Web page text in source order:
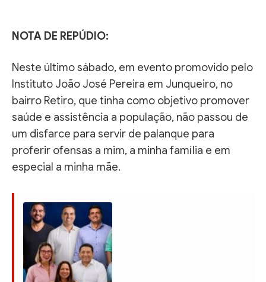
NOTA DE REPÚDIO:
Neste último sábado, em evento promovido pelo
Instituto João José Pereira em Junqueiro, no
bairro Retiro, que tinha como objetivo promover
saúde e assistência a população, não passou de
um disfarce para servir de palanque para
proferir ofensas a mim, a minha família e em
especial a minha mãe.